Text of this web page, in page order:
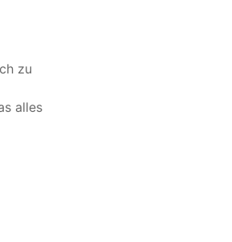
zu
alles